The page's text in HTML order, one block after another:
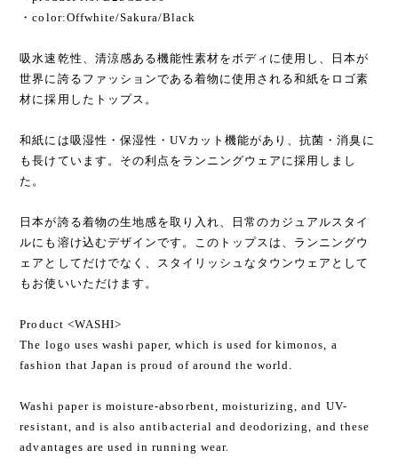
<WASHI open collar Short sleeve>:3colors
・color:Offwhite/Sakura/Black
吸水速乾性、清涼感ある機能性素材をボディに使用し、日本が
材に採用したトップス。
和紙には吸湿性・保湿性・UVカット機能があり、抗菌・消臭に
た。
日本が誇る着物の生地感を取り入れ、日常のカジュアルスタイ
ルにも溶け込むデザインです。このトップスは、ランニングウ
もお使いいただけます。
Product <WASHI>
fashion that Japan is proud of around the world.
Washi paper is moisture-absorbent, moisturizing, and UV-